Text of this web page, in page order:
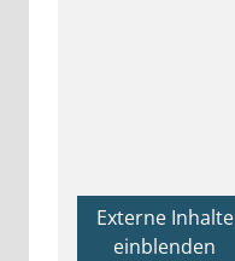
Externe Inhalte
einblenden